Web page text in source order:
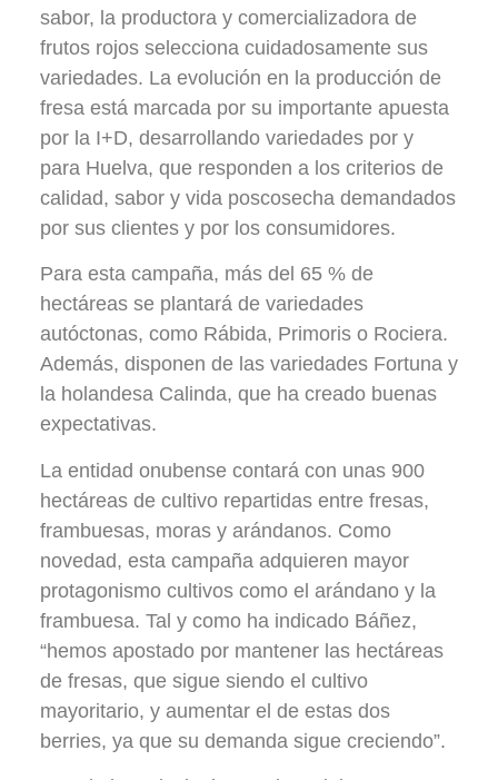
sabor, la productora y comercializadora de
frutos rojos selecciona cuidadosamente sus
variedades. La evolución en la producción de
fresa está marcada por su importante apuesta
por la I+D, desarrollando variedades por y
para Huelva, que responden a los criterios de
calidad, sabor y vida poscosecha demandados
por sus clientes y por los consumidores.
Para esta campaña, más del 65 % de
hectáreas se plantará de variedades
autóctonas, como Rábida, Primoris o Rociera.
Además, disponen de las variedades Fortuna y
la holandesa Calinda, que ha creado buenas
expectativas.
La entidad onubense contará con unas 900
hectáreas de cultivo repartidas entre fresas,
frambuesas, moras y arándanos. Como
novedad, esta campaña adquieren mayor
protagonismo cultivos como el arándano y la
frambuesa. Tal y como ha indicado Báñez,
“hemos apostado por mantener las hectáreas
de fresas, que sigue siendo el cultivo
mayoritario, y aumentar el de estas dos
berries, ya que su demanda sigue creciendo”.